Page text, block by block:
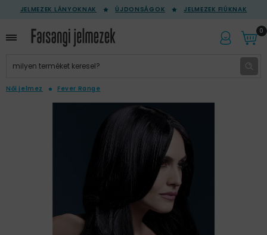
JELMEZEK LÁNYOKNAK ÚJDONSÁGOK JELMEZEK FIÚKNAK
0
Női jelmez Fever Range